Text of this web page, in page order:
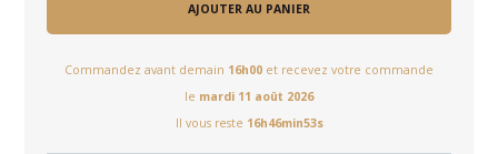
AJOUTER AU PANIER
Commandez avant demain 16h00 et recevez votre commande
le mardi 11 août 2026
Il vous reste 16h46min53s